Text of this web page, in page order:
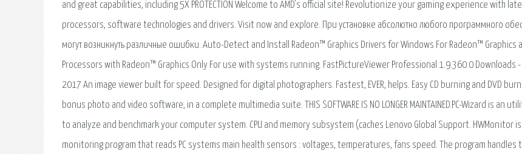
and great capabilities, including 5X PROTECTION Welcome to AMD's official site! Revolutionize your gaming experience with
processors, software technologies and drivers. Visit now and explore. При установке абсолютно любого программного
могут возникнуть различные ошибки. Auto-Detect and Install Radeon™ Graphics Drivers for Windows For Radeon™ Graphics
Processors with Radeon™ Graphics Only For use with systems running. FastPictureViewer Professional 1.9.360.0 Downloads -
2017 An image viewer built for speed. Designed for digital photographers. Fastest, EVER, helps. Easy CD burning and DVD
bonus photo and video software, in a complete multimedia suite. THIS SOFTWARE IS NO LONGER MAINTAINED.PC-Wizard is an
to analyze and benchmark your computer system. CPU and memory subsystem (caches Lenovo Global Support. HWMonitor
monitoring program that reads PC systems main health sensors : voltages, temperatures, fans speed. The program handles